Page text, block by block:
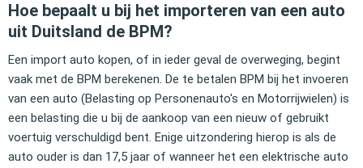
Hoe bepaalt u bij het importeren van een auto
uit Duitsland de BPM?
Een import auto kopen, of in ieder geval de overweging, begint
vaak met de BPM berekenen. De te betalen BPM bij het invoeren
van een auto (Belasting op Personenauto's en Motorrijwielen) is
een belasting die u bij de aankoop van een nieuw of gebruikt
voertuig verschuldigd bent. Enige uitzondering hierop is als de
auto ouder is dan 17,5 jaar of wanneer het een elektrische auto